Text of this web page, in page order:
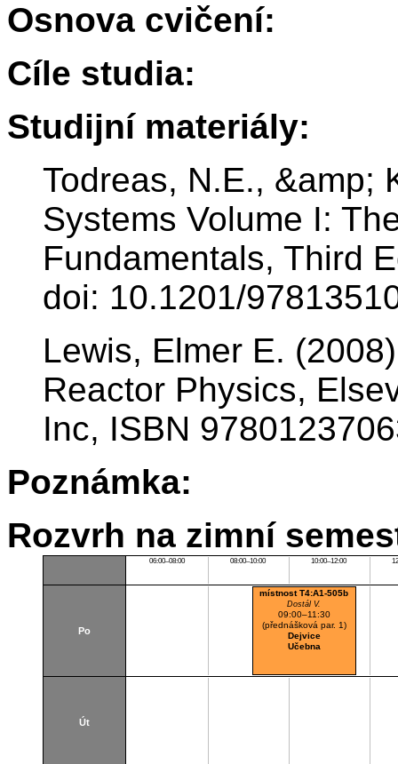
Osnova cvičení:
Cíle studia:
Studijní materiály:
Todreas, N.E., &amp;
Systems Volume I:
Fundamentals, Third
doi: 10.1201/
Lewis, Elmer E.
Reactor Physics,
Inc, ISBN
Poznámka:
Rozvrh na zimní
06:00–08:00 08:00–10:00 10:00–12:00
Po
místnost T4:A1-505b
Dostál V.
09:00–11:30
(přednášková par. 1)
Dejvice
Učebna
Út